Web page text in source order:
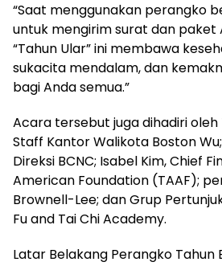
“Saat menggunakan perangko
untuk mengirim surat dan paket
“Tahun Ular” ini membawa
sukacita mendalam, dan
bagi Anda semua.”
Acara tersebut juga dihadiri oleh
Staff Kantor Walikota Boston
Direksi BCNC; Isabel Kim, Chief
American Foundation (TAAF);
Brownell-Lee; dan Grup
Fu and Tai Chi Academy.
Latar Belakang Perangko Tahun